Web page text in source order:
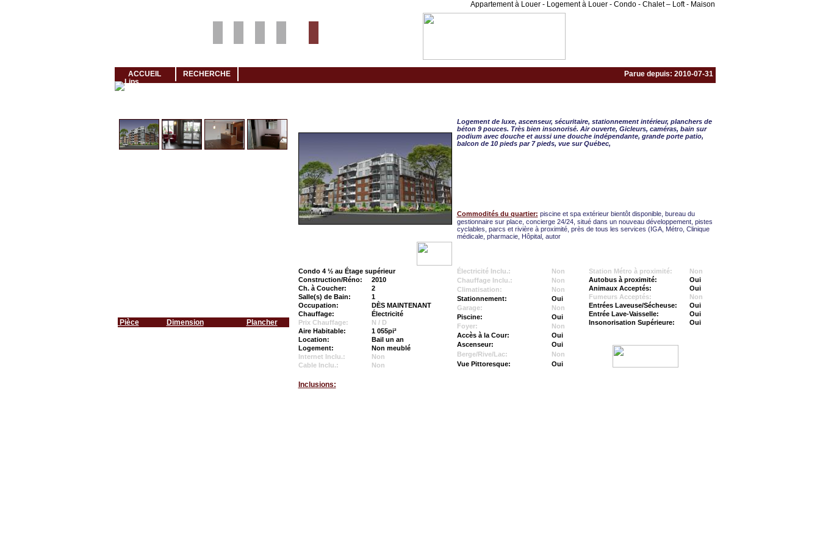
Appartement à Louer - Logement à Louer - Condo - Chalet – Loft - Maison
ACCUEIL RECHERCHE Parue depuis: 2010-07-31
Pièce Dimension Plancher
Logement de luxe, ascenseur, sécuritaire, stationnement intérieur, planchers de
béton 9 pouces. Très bien insonorisé. Air ouverte, Gicleurs, caméras, bain sur
podium avec douche et aussi une douche indépendante, grande porte patio,
balcon de 10 pieds par 7 pieds, vue sur Québec,
Commodités du quartier: piscine et spa extérieur bientôt disponible, bureau du
gestionnaire sur place, concierge 24/24, situé dans un nouveau développement, pistes
cyclables, parcs et rivière à proximité, près de tous les services (IGA, Métro, Clinique
médicale, pharmacie, Hôpital, autor
Condo 4 ½ au Étage supérieur
Construction/Réno:
2010
Ch. à Coucher:
2
Salle(s) de Bain:
1
Occupation:
DÈS MAINTENANT
Chauffage:
Électricité
Prix Chauffage:
N / D
Aire Habitable:
1 055pi²
Location:
Bail un an
Logement:
Non meublé
Internet Inclu.:
Non
Cable Inclu.:
Non
Électricité Inclu.:
Non
Chauffage Inclu.:
Non
Climatisation:
Non
Stationnement:
Oui
Garage:
Non
Piscine:
Oui
Foyer:
Non
Accès à la Cour:
Oui
Ascenseur:
Oui
Berge/Rive/Lac:
Non
Vue Pittoresque:
Oui
Station Métro à proximité:
Non
Autobus à proximité:
Oui
Animaux Acceptés:
Oui
Fumeurs Acceptés:
Non
Entrées Laveuse/Sécheuse:
Oui
Entrée Lave-Vaisselle:
Oui
Insonorisation Supérieure:
Oui
Inclusions: